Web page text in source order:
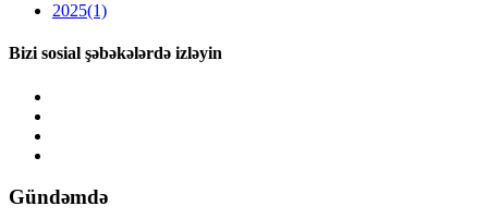
2025(1)
Bizi sosial şəbəkələrdə izləyin
Gündəmdə